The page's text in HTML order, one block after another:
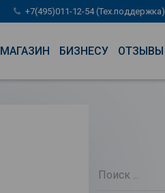
+7(495)011-12-54 (Тех.поддержка)
МАГАЗИН БИЗНЕСУ ОТЗЫВЫ